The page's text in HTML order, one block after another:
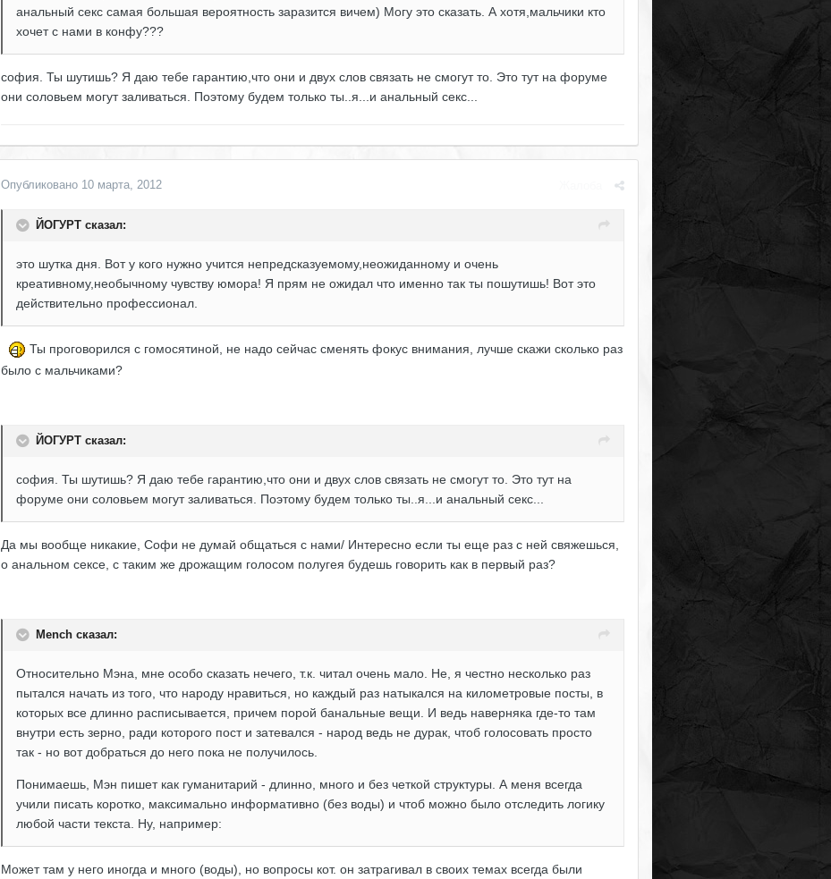
анальный секс самая большая вероятность заразится вичем) Могу это сказать. А хотя,мальчики кто
хочет с нами в конфу???
софия. Ты шутишь? Я даю тебе гарантию,что они и двух слов связать не смогут то. Это тут на форуме
они соловьем могут заливаться. Поэтому будем только ты..я...и анальный секс...
Опубликовано 10 марта, 2012
ЙОГУРТ сказал:
это шутка дня. Вот у кого нужно учится непредсказуемому,неожиданному и очень
креативному,необычному чувству юмора! Я прям не ожидал что именно так ты пошутишь! Вот это
действительно профессионал.
Ты проговорился с гомосятиной, не надо сейчас сменять фокус внимания, лучше скажи сколько раз
было с мальчиками?
ЙОГУРТ сказал:
софия. Ты шутишь? Я даю тебе гарантию,что они и двух слов связать не смогут то. Это тут на
форуме они соловьем могут заливаться. Поэтому будем только ты..я...и анальный секс...
Да мы вообще никакие, Софи не думай общаться с нами/ Интересно если ты еще раз с ней свяжешься,
о анальном сексе, с таким же дрожащим голосом полугея будешь говорить как в первый раз?
Mench сказал:
Относительно Мэна, мне особо сказать нечего, т.к. читал очень мало. Не, я честно несколько раз
пытался начать из того, что народу нравиться, но каждый раз натыкался на километровые посты, в
которых все длинно расписывается, причем порой банальные вещи. И ведь наверняка где-то там
внутри есть зерно, ради которого пост и затевался - народ ведь не дурак, чтоб голосовать просто
так - но вот добраться до него пока не получилось.
Понимаешь, Мэн пишет как гуманитарий - длинно, много и без четкой структуры. А меня всегда
учили писать коротко, максимально информативно (без воды) и чтоб можно было отследить логику
любой части текста. Ну, например:
Может там у него иногда и много (воды), но вопросы кот. он затрагивал в своих темах всегда были